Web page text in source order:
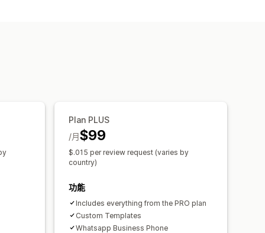
Plan PLUS
$99
/月
$.015 per review request (varies by
country)
功能
Includes everything from the PRO plan
Custom Templates
Whatsapp Business Phone